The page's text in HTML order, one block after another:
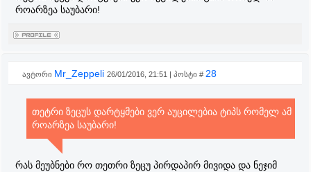
როარზეა საუბარი!
ავტორი Mr_Zeppeli 26/01/2016, 21:51 | პოსტი # 28
თეტრი ზეცუს დარტყმები ვერ აუცილებია ტიპს რომელ ამ
როარზეა საუბარი!
რას მეუბნები რო თეთრი ზეცუ პირდაპირ მივიდა და ნეჯიმ